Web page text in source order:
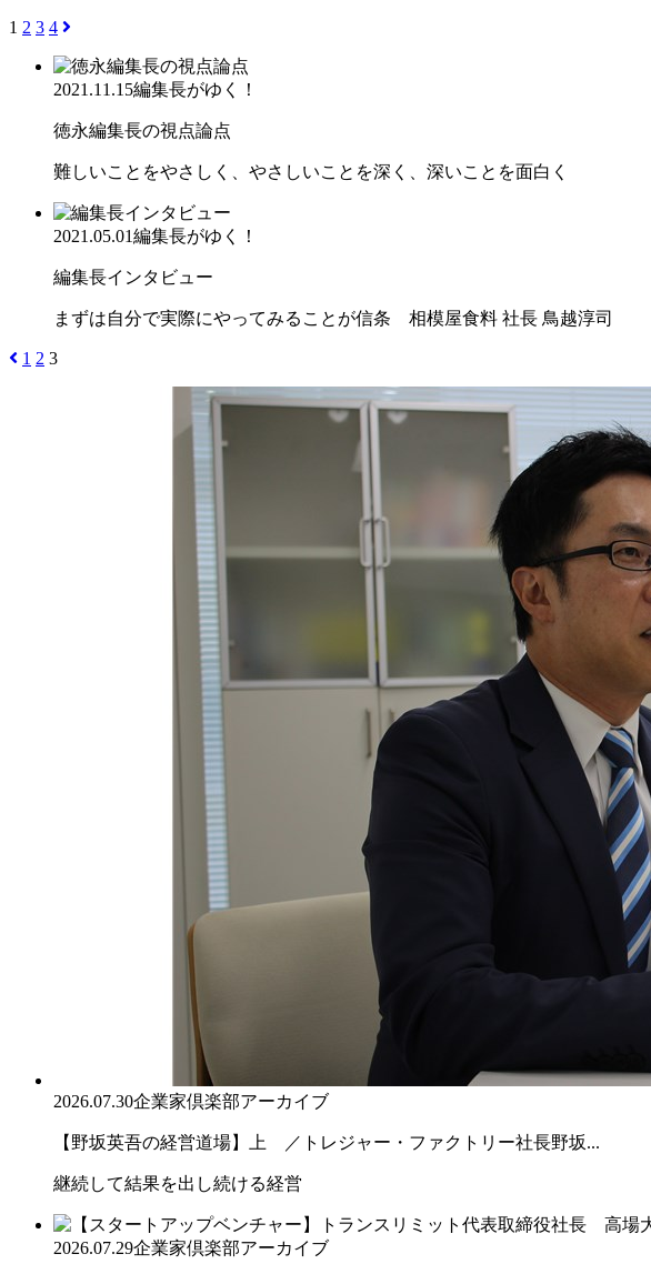
1 2 3 4
2021.11.15編集長がゆく！
徳永編集長の視点論点
難しいことをやさしく、やさしいことを深く、深いことを面白く
2021.05.01編集長がゆく！
編集長インタビュー
まずは自分で実際にやってみることが信条 相模屋食料 社長 鳥越淳司
1 2 3
2026.07.30企業家倶楽部アーカイブ
【野坂英吾の経営道場】上 ／トレジャー・ファクトリー社長野坂...
継続して結果を出し続ける経営
2026.07.29企業家倶楽部アーカイブ